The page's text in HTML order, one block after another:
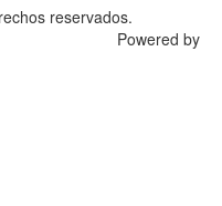
reservados.
Powered by